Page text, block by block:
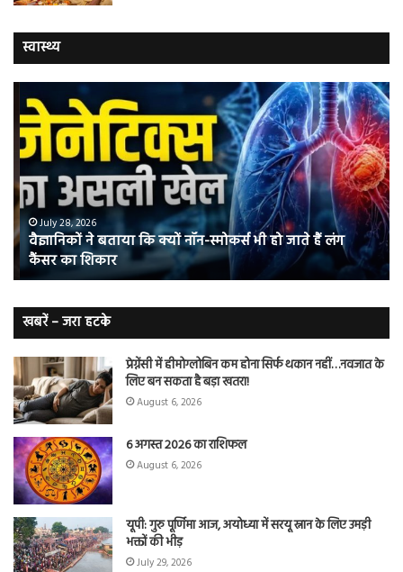
स्वास्थ्य
बताया
कि
क्यों
नॉन-
स्मोकर्स
भी
हो
हैं
कैंसर का
शिकार
July 28, 2026
वैज्ञानिकों ने बताया कि क्यों नॉन-स्मोकर्स भी हो जाते हैं लंग
कैंसर का शिकार
में
की
खबरें – जरा हटके
प्रेग्नेंसी में हीमोग्लोबिन कम होना सिर्फ थकान नहीं…नवजात के
लिए बन सकता है बड़ा खतरा!
August 6, 2026
6 अगस्त 2026 का राशिफल
August 6, 2026
यूपी: गुरु पूर्णिमा आज, अयोध्या में सरयू स्नान के लिए उमड़ी
भक्तों की भीड़
July 29, 2026